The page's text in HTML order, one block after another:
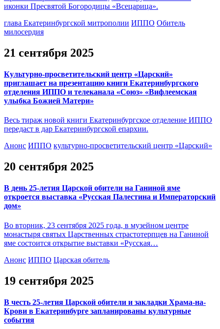
иконки Пресвятой Богородицы «Всецарица».
глава Екатеринбургской митрополии ИППО Обитель
милосердия
21 сентября 2025
Культурно-просветительский центр «Царский»
приглашает на презентацию книги Екатеринбургского
отделения ИППО и телеканала «Союз» «Вифлеемская
улыбка Божией Матери»
Весь тираж новой книги Екатеринбургское отделение ИППО
передаст в дар Екатеринбургской епархии.
Анонс ИППО культурно-просветительский центр «Царский»
20 сентября 2025
В день 25-летия Царской обители на Ганиной яме
откроется выставка «Русская Палестина и Императорский
дом»
Во вторник, 23 сентября 2025 года, в музейном центре
монастыря святых Царственных страстотерпцев на Ганиной
яме состоится открытие выставки «Русская…
Анонс ИППО Царская обитель
19 сентября 2025
В честь 25-летия Царской обители и закладки Храма-на-
Крови в Екатеринбурге запланированы культурные
события